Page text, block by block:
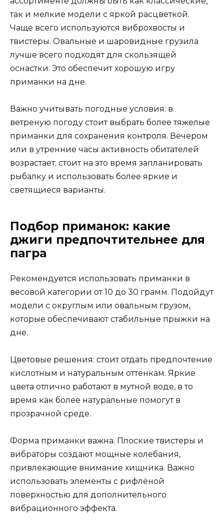
так и мелкие модели с яркой расцветкой.
Чаще всего используются виброхвосты и
твистеры. Овальные и шаровидные грузила
лучше всего подходят для скользящей
оснастки. Это обеспечит хорошую игру
приманки на дне.
Важно учитывать погодные условия: в
ветреную погоду стоит выбрать более тяжелые
приманки для сохранения контроля. Вечером
или в утренние часы активность обитателей
возрастает; стоит на это время запланировать
рыбалку и использовать более яркие и
светящиеся варианты.
Подбор приманок: какие
джиги предпочтительнее для
пагра
Рекомендуется использовать приманки в
весовой категории от 10 до 30 грамм. Подойдут
модели с округлым или овальным грузом,
которые обеспечивают стабильные прыжки на
дне.
Цветовые решения: стоит отдать предпочтение
кислотным и натуральным оттенкам. Яркие
цвета отлично работают в мутной воде, в то
время как более натуральные помогут в
прозрачной среде.
Форма приманки важна. Плоские твистеры и
вибраторы создают мощные колебания,
привлекающие внимание хищника. Важно
использовать элементы с рифлёной
поверхностью для дополнительного
вибрационного эффекта.